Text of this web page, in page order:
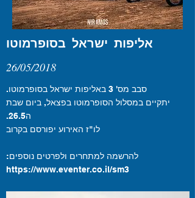
אליפות ישראל בסופרמוטו
26/05/2018
סבב מס' 3 באליפות ישראל בסופרמוטו.
יתקיים במסלול הסופרמוטו בפצאל, ביום שבת
ה26.5.
לו"ז האירוע יפורסם בקרוב
להרשמה למתחרים ולפרטים נוספים:
https://www.eventer.co.il/sm3